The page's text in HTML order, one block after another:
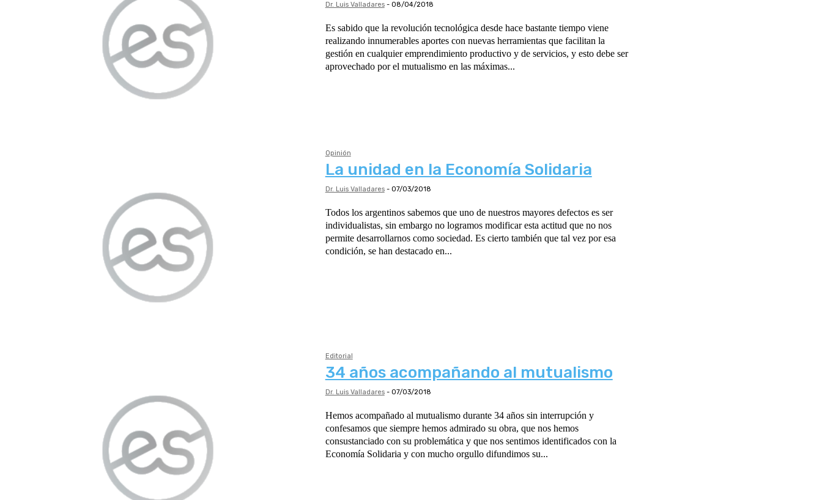
Dr. Luis Valladares - 08/04/2018
Es sabido que la revolución tecnológica desde hace bastante tiempo viene
realizando innumerables aportes con nuevas herramientas que facilitan la
gestión en cualquier emprendimiento productivo y de servicios, y esto debe ser
aprovechado por el mutualismo en las máximas...
Opinión
La unidad en la Economía Solidaria
Dr. Luis Valladares - 07/03/2018
Todos los argentinos sabemos que uno de nuestros mayores defectos es ser
individualistas, sin embargo no logramos modificar esta actitud que no nos
permite desarrollarnos como sociedad. Es cierto también que tal vez por esa
condición, se han destacado en...
Editorial
34 años acompañando al mutualismo
Dr. Luis Valladares - 07/03/2018
Hemos acompañado al mutualismo durante 34 años sin interrupción y
confesamos que siempre hemos admirado su obra, que nos hemos
consustanciado con su problemática y que nos sentimos identificados con la
Economía Solidaria y con mucho orgullo difundimos su...